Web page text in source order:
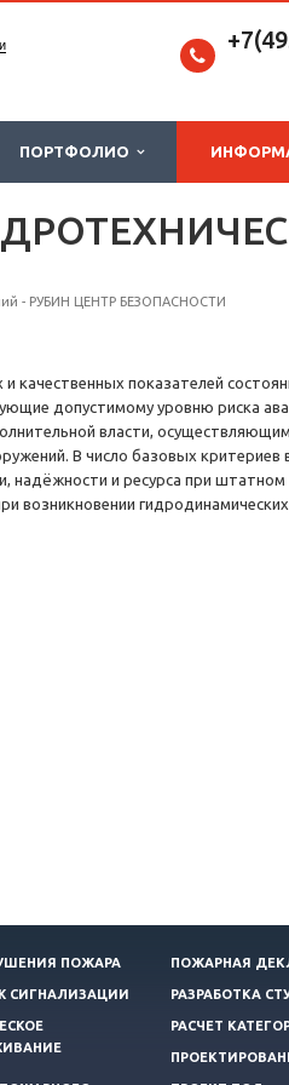
ПОРТФОЛИО
- РУБИН ЦЕНТР БЕЗОПАСНОСТИ
качественных показателей
допустимому уровню риска
власти,
В число базовых
надёжности и ресурса при
возникновении
ПОЖАРА ПОЖАРНАЯ
СИГНАЛИЗАЦИИ РАЗРАБОТКА
РАСЧЕТ